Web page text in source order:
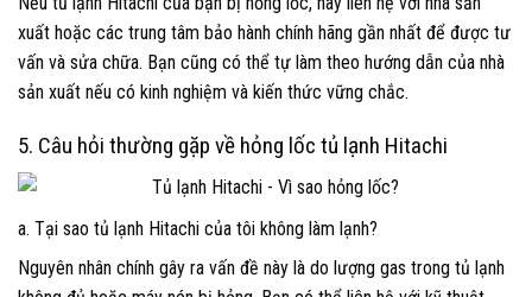
xuất hoặc các trung tâm bảo hành chính hãng gần nhất để được tư
vấn và sửa chữa. Bạn cũng có thể tự làm theo hướng dẫn của nhà
sản xuất nếu có kinh nghiệm và kiến thức vững chắc.
5. Câu hỏi thường gặp về hỏng lốc tủ lạnh Hitachi
a. Tại sao tủ lạnh Hitachi của tôi không làm lạnh?
Nguyên nhân chính gây ra vấn đề này là do lượng gas trong tủ lạnh